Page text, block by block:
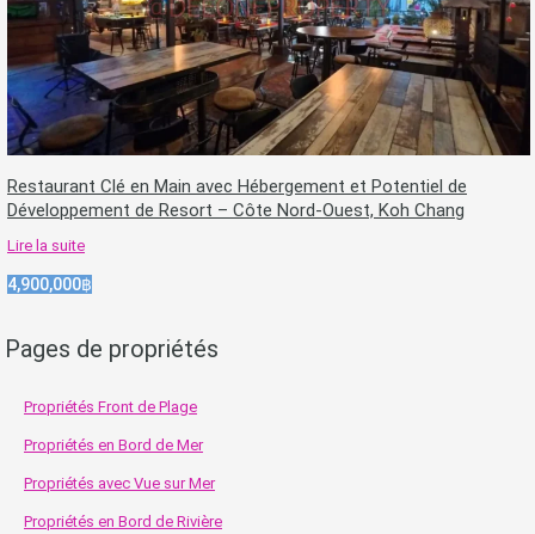
Restaurant Clé en Main avec Hébergement et Potentiel de
Développement de Resort – Côte Nord-Ouest, Koh Chang
Lire la suite
4,900,000฿
Pages de propriétés
Propriétés Front de Plage
Propriétés en Bord de Mer
Propriétés avec Vue sur Mer
Propriétés en Bord de Rivière